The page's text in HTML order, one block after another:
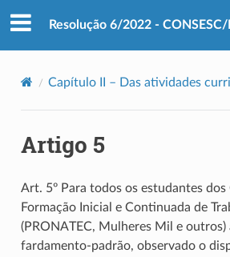
Resolução 6/2022 -
Capítulo II – Das atividades
Artigo 5
Art. 5º Para todos os estudantes dos
Formação Inicial e Continuada de
(PRONATEC, Mulheres Mil e outros)
fardamento-padrão, observado o